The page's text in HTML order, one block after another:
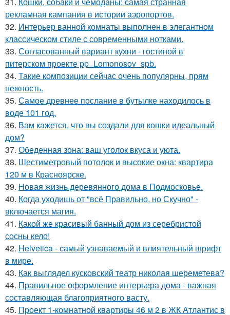
рекламная кампания в истории аэропортов.
32. Интерьер ванной комнаты выполнен в элегантном
классическом стиле с современными нотками.
33. Согласованный вариант кухни - гостиной в
питерском проекте pp_Lomonosov_spb.
34. Такие композиции сейчас очень популярны, прям
нежность.
35. Самое древнее послание в бутылке находилось в
воде 101 год.
36. Вам кажется, что вы создали для кошки идеальный
дом?
37. Обеденная зона: ваш уголок вкуса и уюта.
38. Шестиметровый потолок и высокие окна: квартира
120 м в Красноярске.
39. Новая жизнь деревянного дома в Подмосковье.
40. Когда уходишь от "всё Правильно, но Скучно" -
включается магия.
41. Какой же красивый банный дом из серебристой
сосны кело!
42. Helvetica - самый узнаваемый и влиятельный шрифт
в мире.
43. Как выглядел кусковский театр николая шереметева?
44. Правильное оформление интерьера дома - важная
составляющая благоприятного васту.
45. Проект 1-комнатной квартиры 46 м 2 в ЖК Атлантис в